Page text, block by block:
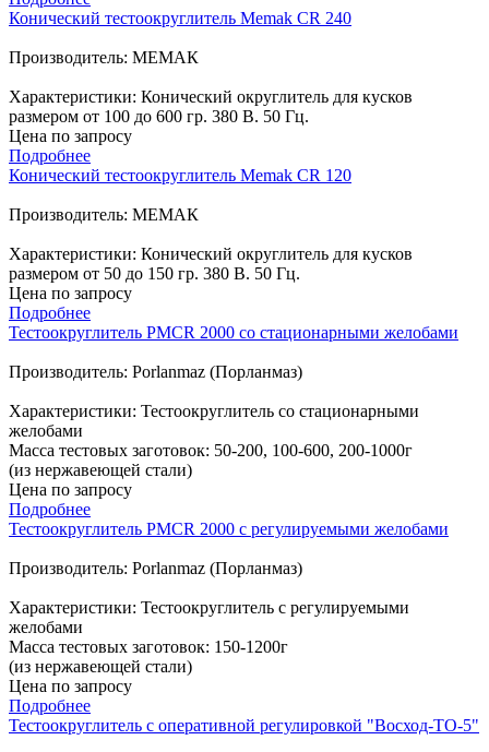
Конический тестоокруглитель Memak CR 240
Производитель: МЕМАК
Характеристики: Конический округлитель для кусков
размером от 100 до 600 гр. 380 В. 50 Гц.
Цена по запросу
Подробнее
Конический тестоокруглитель Memak CR 120
Производитель: МЕМАК
Характеристики: Конический округлитель для кусков
размером от 50 до 150 гр. 380 В. 50 Гц.
Цена по запросу
Подробнее
Тестоокруглитель PMCR 2000 со стационарными желобами
Производитель: Porlanmaz (Порланмаз)
Характеристики: Тестоокруглитель со стационарными
желобами
Масса тестовых заготовок: 50-200, 100-600, 200-1000г
(из нержавеющей стали)
Цена по запросу
Подробнее
Тестоокруглитель PMCR 2000 с регулируемыми желобами
Производитель: Porlanmaz (Порланмаз)
Характеристики: Тестоокруглитель с регулируемыми
желобами
Масса тестовых заготовок: 150-1200г
(из нержавеющей стали)
Цена по запросу
Подробнее
Тестоокруглитель с оперативной регулировкой "Восход-ТО-5"